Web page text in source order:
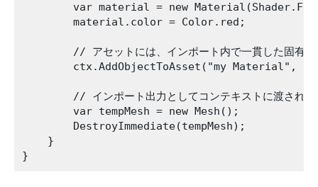
var material = new
        material.color = Color.red;
// アセットには、インポート内で一貫した固有
ctx.AddObjectToAsset("my Material",
// インポート出力としてコンテキストに渡されな
        var tempMesh = new Mesh();
        DestroyImmediate(tempMesh);
    }